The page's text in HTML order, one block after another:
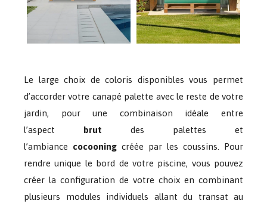
Le large choix de coloris disponibles vous permet
d’accorder votre canapé palette avec le reste de votre
jardin, pour une combinaison idéale entre
l’aspect brut des palettes et
l’ambiance cocooning créée par les coussins. Pour
rendre unique le bord de votre piscine, vous pouvez
créer la configuration de votre choix en combinant
plusieurs modules individuels allant du transat au